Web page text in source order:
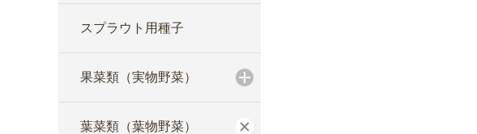
スプラウト用種子
果菜類（実物野菜）
葉菜類（葉物野菜）